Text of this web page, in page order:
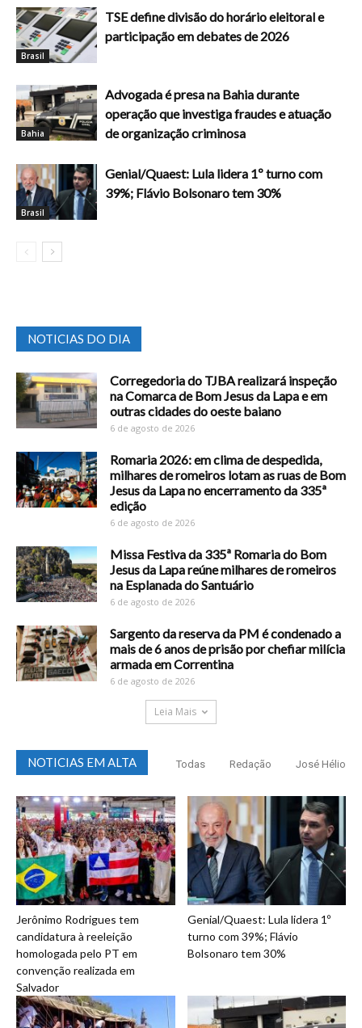
Brasil
TSE define divisão do horário eleitoral e
participação em debates de 2026
Bahia
Advogada é presa na Bahia durante
operação que investiga fraudes e atuação
de organização criminosa
Brasil
Genial/Quaest: Lula lidera 1º turno com
39%; Flávio Bolsonaro tem 30%
NOTICIAS DO DIA
Corregedoria do TJBA realizará inspeção
na Comarca de Bom Jesus da Lapa e em
outras cidades do oeste baiano
6 de agosto de 2026
Romaria 2026: em clima de despedida,
milhares de romeiros lotam as ruas de Bom
Jesus da Lapa no encerramento da 335ª
edição
6 de agosto de 2026
Missa Festiva da 335ª Romaria do Bom
Jesus da Lapa reúne milhares de romeiros
na Esplanada do Santuário
6 de agosto de 2026
Sargento da reserva da PM é condenado a
mais de 6 anos de prisão por chefiar milícia
armada em Correntina
6 de agosto de 2026
Leia Mais
NOTICIAS EM ALTA Todas Redação José Hélio
Jerônimo Rodrigues tem
candidatura à reeleição
homologada pelo PT em
convenção realizada em
Salvador
Genial/Quaest: Lula lidera 1º
turno com 39%; Flávio
Bolsonaro tem 30%